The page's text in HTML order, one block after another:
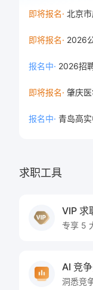
即将报名·
即将报名· 2026
报名中· 2026招
即将报名· 肇庆
报名中· 青岛高
求职工具
VIP 求
专享 5
AI 竞
洞悉竞